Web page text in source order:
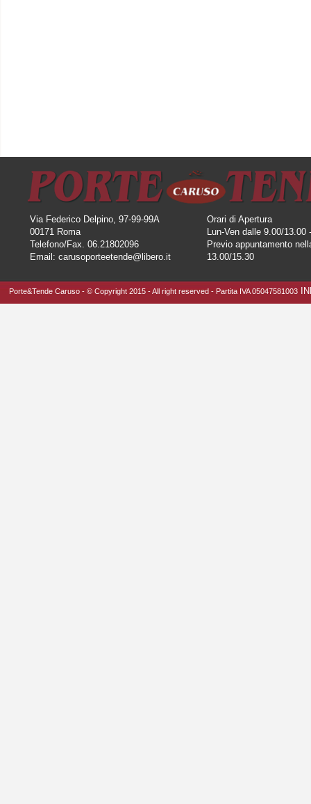
Via Federico Delpino, 97-99-99A
00171 Roma
Telefono/Fax. 06.21802096
Email: carusoporteetende@libero.it
Porte&Tende Caruso - © Copyright 2015 - All right reserved - Partita IVA 05047581003
Orari di Apertura
Lun-Ven dalle 9.00/13.00
Previo appuntamento
13.00/15.30